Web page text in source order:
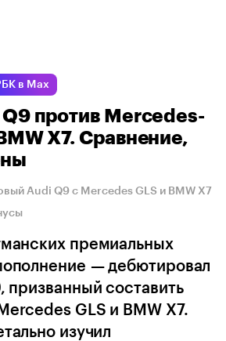
в Max
против Mercedes-
X7. Сравнение,
Audi Q9 с Mercedes GLS и BMW X7
премиальных
— дебютировал
призванный составить
GLS и BMW X7.
изучил